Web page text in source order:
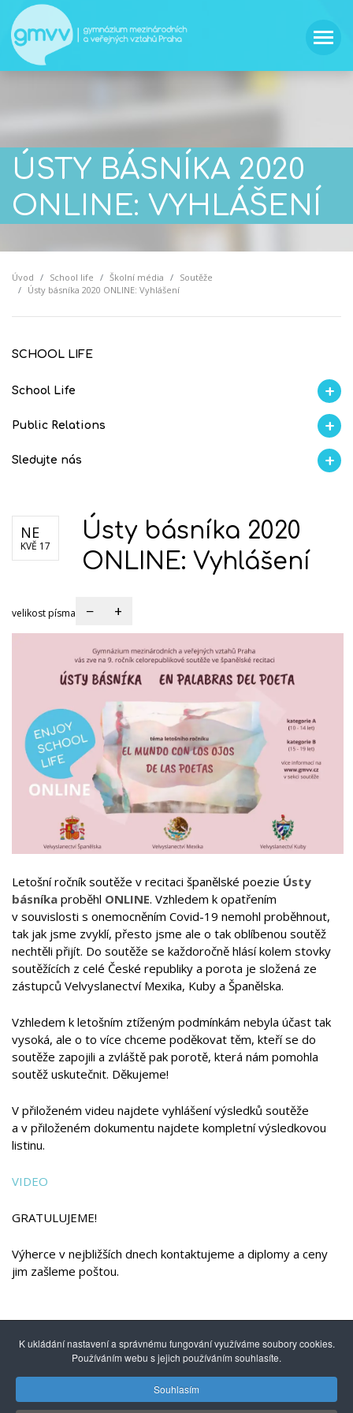
ÚSTY BÁSNÍKA 2020
ONLINE: VYHLÁŠENÍ
Úvod School life Školní média
Soutěže
Ústy básníka 2020 ONLINE: Vyhlášení
SCHOOL LIFE
School Life
Aktuality Proběhlo na GMVV AI Ambasador
Public Relations
Školní magazín REFRESH Soutěže
Sledujte nás
NE
KVĚ 17
Ústy básníka 2020
ONLINE: Vyhlášení
velikost písma − +
Letošní ročník soutěže v recitaci španělské poezie Ústy
básníka proběhl ONLINE. Vzhledem k opatřením
v souvislosti s onemocněním Covid-19 nemohl proběhnout,
tak jak jsme zvyklí, přesto jsme ale o tak oblíbenou soutěž
nechtěli přijít. Do soutěže se každoročně hlásí kolem stovky
soutěžících z celé České republiky a porota je složená ze
zástupců Velvyslanectví Mexika, Kuby a Španělska.
Vzhledem k letošním ztíženým podmínkám nebyla účast tak
vysoká, ale o to více chceme poděkovat těm, kteří se do
soutěže zapojili a zvláště pak porotě, která nám pomohla
soutěž uskutečnit. Děkujeme!
V přiloženém videu najdete vyhlášení výsledků soutěže
a v přiloženém dokumentu najdete kompletní výsledkovou
listinu.
VIDEO
GRATULUJEME!
Výherce v nejbližších dnech kontaktujeme a diplomy a ceny
jim zašleme poštou.
Gymnázium mezinárodních a veřejných
K ukládání nastavení a správnému fungování využíváme soubory cookies.
Používáním webu s jejich používáním souhlasíte.
Souhlasím